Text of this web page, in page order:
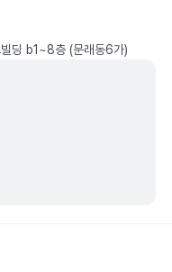
딩 b1~8층 (문래동6가)